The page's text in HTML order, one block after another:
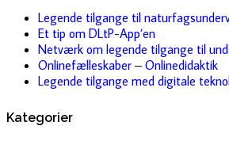
Legende tilgange til
Et tip om DLtP-App’en
Netværk om legende tilgange til
Onlinefælleskaber – Onlinedidaktik
Legende tilgange med digitale
Kategorier